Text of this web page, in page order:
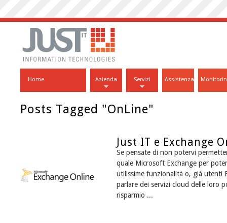
Home Azienda Servizi Assistenza
Posts Tagged "OnLine"
Just IT e Exchange
Se pensate di non potervi
quale Microsoft Exchange per
utilissime funzionalità o, già utenti
parlare dei servizi cloud delle loro
risparmio ...